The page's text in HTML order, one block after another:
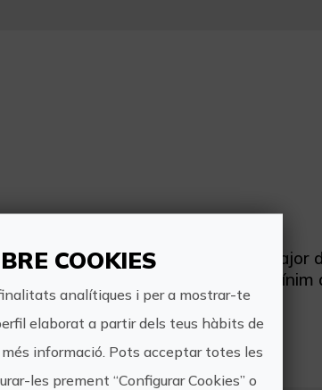
No obstant això, a causa de la major
es recomana reservar amb un mínim
inconvenients.
COOKIES
analítiques i per a mostrar-te
elaborat a partir dels teus hàbits de
informació. Pots acceptar totes les
les prement “Configurar Cookies” o